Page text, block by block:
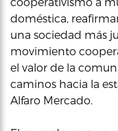
doméstica,
una sociedad más
movimiento
el valor de la
caminos hacia la
Alfaro Mercado.